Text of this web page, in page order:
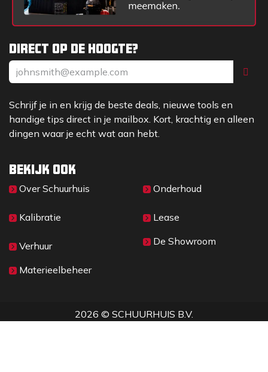
Direct op de hoogte?
Schrijf je in en krijg de beste deals, nieuwe tools en
handige tips direct in je mailbox. Kort, krachtig en alleen
dingen waar je echt wat aan hebt.
Bekijk ook
Over Sc​huurhuis
Kalibratie
Verhuur
Materieelbeheer
Onderhoud
Lease
De Showroom
2026 © SCHUURHUIS B.V.